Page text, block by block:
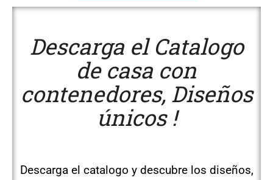
Descarga el Catalogo
de casa con
contenedores, Diseños
únicos !
Descarga el catalogo y descubre los diseños,